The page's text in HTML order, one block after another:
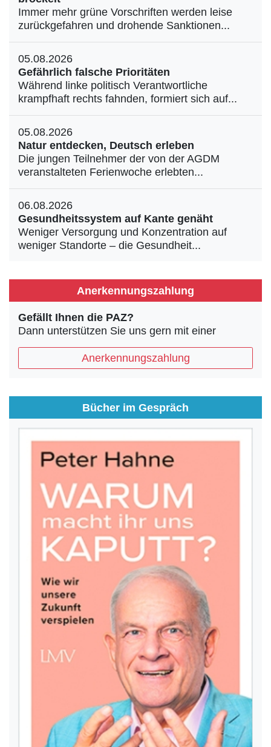
Immer mehr grüne Vorschriften werden leise
zurückgefahren und drohende Sanktionen...
05.08.2026
Gefährlich falsche Prioritäten
Während linke politisch Verantwortliche
krampfhaft rechts fahnden, formiert sich auf...
05.08.2026
Natur entdecken, Deutsch erleben
Die jungen Teilnehmer der von der AGDM
veranstalteten Ferienwoche erlebten...
06.08.2026
Gesundheitssystem auf Kante genäht
Weniger Versorgung und Konzentration auf
weniger Standorte – die Gesundheit...
Anerkennungszahlung
Gefällt Ihnen die PAZ?
Dann unterstützen Sie uns gern mit einer
Anerkennungszahlung
Bücher im Gespräch